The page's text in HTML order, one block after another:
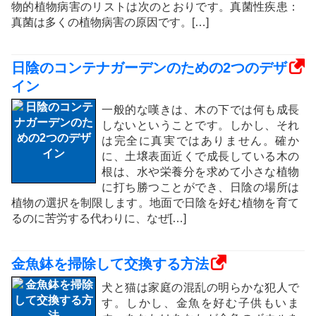
物的植物病害のリストは次のとおりです。真菌性疾患：
真菌は多くの植物病害の原因です。[…]
日陰のコンテナガーデンのための2つのデザ
イン
一般的な嘆きは、木の下では何も成長
しないということです。しかし、それ
は完全に真実ではありません。確か
に、土壌表面近くで成長している木の
根は、水や栄養分を求めて小さな植物
に打ち勝つことができ、日陰の場所は
植物の選択を制限します。地面で日陰を好む植物を育て
るのに苦労する代わりに、なぜ[…]
金魚鉢を掃除して交換する方法
犬と猫は家庭の混乱の明らかな犯人で
す。しかし、金魚を好む子供もいま